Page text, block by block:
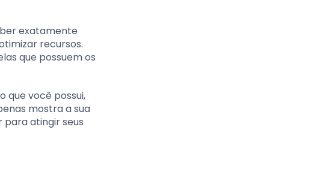
exatamente
recursos.
que possuem os
que você possui,
mostra a sua
atingir seus